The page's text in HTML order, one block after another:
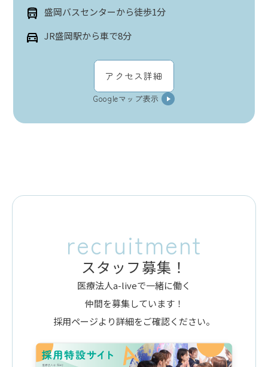
盛岡バスセンターから徒歩1分
JR盛岡駅から車で8分
アクセス詳細
Googleマップ表示
recruitment
スタッフ募集！
医療法人a-liveで一緒に働く
仲間を募集しています！
採用ページより詳細をご確認ください。